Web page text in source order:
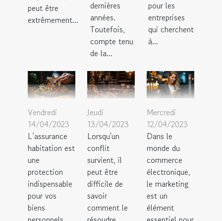
peut être
extrêmement...
dernières
années.
Toutefois,
compte tenu
de la...
pour les
entreprises
qui cherchent
à...
Vendredi
14/04/2023
L’assurance
habitation est
une
protection
indispensable
pour vos
biens
Jeudi
13/04/2023
Lorsqu'un
conflit
survient, il
peut être
difficile de
savoir
comment le
Mercredi
12/04/2023
Dans le
monde du
commerce
électronique,
le marketing
est un
élément